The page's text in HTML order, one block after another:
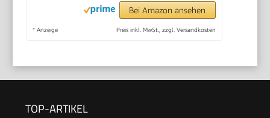
Bei Amazon ansehen
* Anzeige Preis inkl. MwSt., zzgl. Versandkosten
TOP-ARTIKEL